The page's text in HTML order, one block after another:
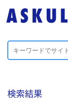
検索結果